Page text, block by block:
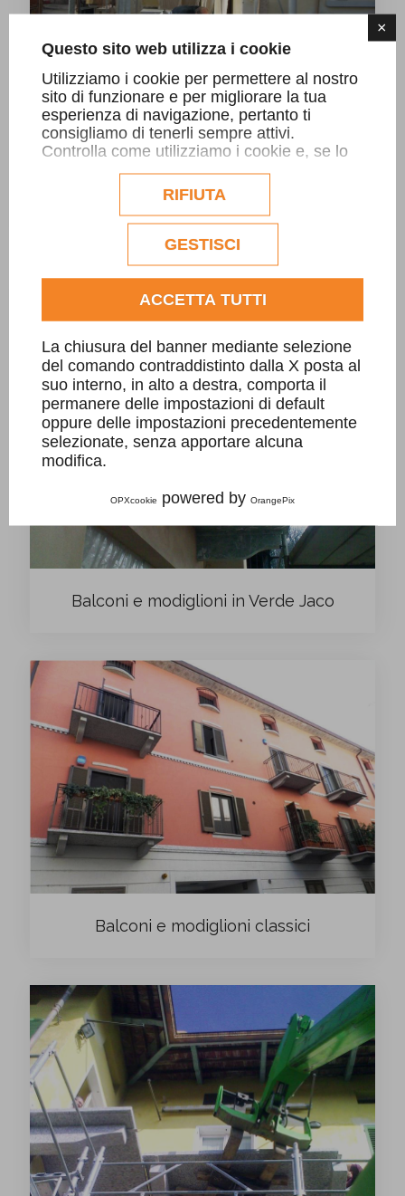
×
Questo sito web utilizza i cookie
Utilizziamo i cookie per permettere al nostro
sito di funzionare e per migliorare la tua
esperienza di navigazione, pertanto ti
consigliamo di tenerli sempre attivi.
Controlla come utilizziamo i cookie e, se lo
desideri, personalizzane la configurazione.
Eventuali cookie di profilazione o
commerciali verranno utilizzati
esclusivamente previa acquisizione del
consenso dell'utente.
Consulta l'informativa cookie completa.
RIFIUTA
GESTISCI
ACCETTA TUTTI
La chiusura del banner mediante selezione
del comando contraddistinto dalla X posta al
suo interno, in alto a destra, comporta il
permanere delle impostazioni di default
oppure delle impostazioni precedentemente
selezionate, senza apportare alcuna
modifica.
OPXcookie powered by OrangePix
Balconi Sarizzo
Balconi e modiglioni in Verde Jaco
Balconi e modiglioni classici